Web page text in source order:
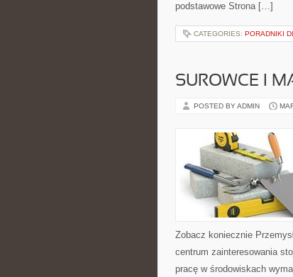
podstawowe Strona […]
CATEGORIES: PORADNIKI
SUROWCE I
POSTED BY ADMIN
Zobacz koniecznie
centrum zainteresowania
pracę w środowiskach